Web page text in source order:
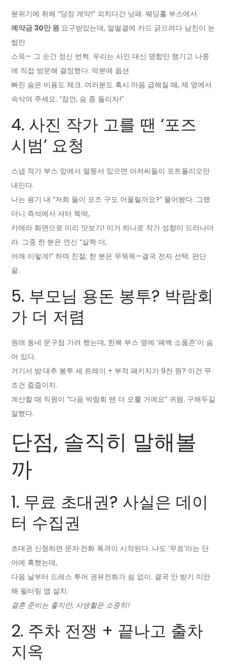
분위기에 취해 “당장 계약!” 외치다간 낭패. 웨딩홀 부스에서
예약금 30만 원 요구받았는데, 얼떨결에 카드 긁으려다 남친이 눈
썹만
스윽— 그 순간 정신 번쩍. 우리는 사인 대신 명함만 챙기고 나중
에 직접 방문해 결정했다. 덕분에 옵션
빠진 숨은 비용도 체크. 여러분도 혹시 마음 급해질 때, 제 옆에서
속삭여 주세요. “잠깐, 숨 좀 돌리자!”
4. 사진 작가 고를 땐 ‘포즈
시범’ 요청
스냅 작가 부스 앞에서 멀뚱서 있으면 아저씨들이 포트폴리오만
내민다.
나는 용기 내 “저희 둘이 포즈 구도 어울릴까요?” 물어봤다. 그랬
더니 즉석에서 셔터 뚝딱,
카메라 화면으로 미리 맛보기! 이거 하나로 작가 성향이 드러나더
라. 그중 한 분은 연신 “살짝 더,
어깨 이렇게!” 하며 친절; 한 분은 무뚝뚝—결국 전자 선택. 판단
끝.
5. 부모님 용돈 봉투? 박람회
가 더 저렴
원래 동네 문구점 가려 했는데, 한복 부스 옆에 ‘폐백 소품존’이 숨
어 있다.
거기서 밤·대추 봉투 세 트레이 + 부적 패키지가 9천 원? 이건 무
조건 줍줍이지.
계산할 때 직원이 “다음 박람회 땐 더 오를 거예요” 귀띔. 구해두길
잘했다.
단점, 솔직히 말해볼
까
1. 무료 초대권? 사실은 데이
터 수집권
초대권 신청하면 문자·전화 폭격이 시작된다. 나도 ‘무료’라는 단
어에 혹했는데,
다음 날부터 드레스 투어 권유전화가 쉼 없이. 결국 안 받기 미안
해 필터링 앱 설치.
결혼 준비는 좋지만, 사생활은 소중히!
2. 주차 전쟁 + 끝나고 출차
지옥